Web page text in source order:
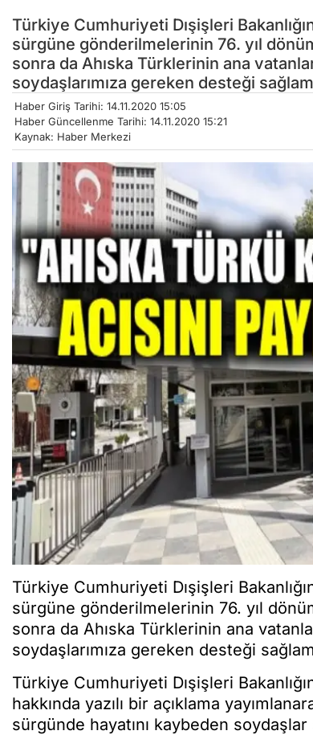
Türkiye Cumhuriyeti Dışişleri
sürgüne gönderilmelerinin 76. yıl
sonra da Ahıska Türklerinin ana
soydaşlarımıza gereken desteği
Haber Giriş Tarihi: 14.11.2020 15:05
Haber Güncellenme Tarihi: 14.11.2020 15:21
Kaynak: Haber Merkezi
Türkiye Cumhuriyeti Dışişleri
sürgüne gönderilmelerinin 76. yıl
sonra da Ahıska Türklerinin ana
soydaşlarımıza gereken desteği
Türkiye Cumhuriyeti Dışişleri
hakkında yazılı bir açıklama
sürgünde hayatını kaybeden soydaşlar